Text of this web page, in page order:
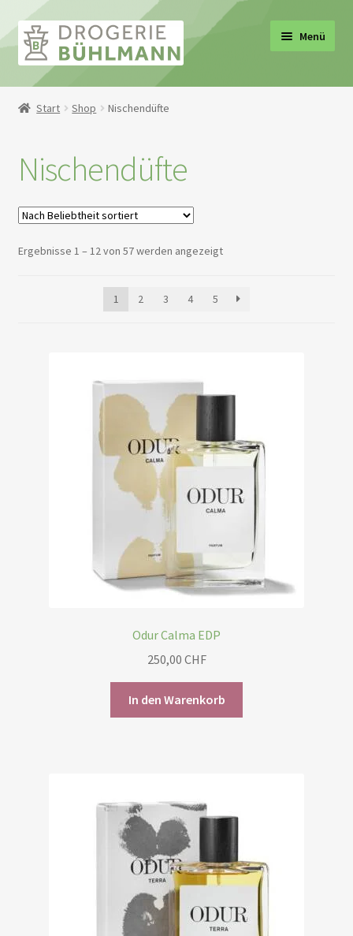
Zur
Navigation
springen
Zum
Inhalt
springen
Menü
Start Shop Nischendüfte
Nischendüfte
Ergebnisse 1 – 12 von 57 werden angezeigtNach
1
2 3 4 5
Odur Calma EDP
250,00 CHF
In den Warenkorb